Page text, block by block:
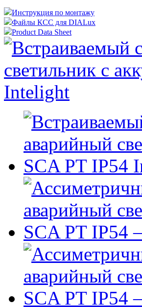
Инструкция по монтажу
Файлы КСС для DIALux
Product Data Sheet